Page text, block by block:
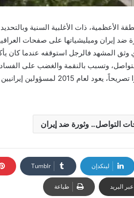
ذات الأغلبية السنية
ضد إيران وميليشياتها على صفحات
المشهد فالرجل استوقفه عندما كان
وتسبب بالنقمة والغضب على الفساد
الموالية لإيران وحال العراقيين.
التواصل.. وثورة ضد إيران
لينكدإن
البريد طباعة